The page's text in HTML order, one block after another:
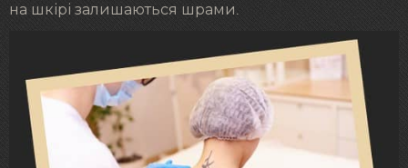
на шкірі залишаються шрами.